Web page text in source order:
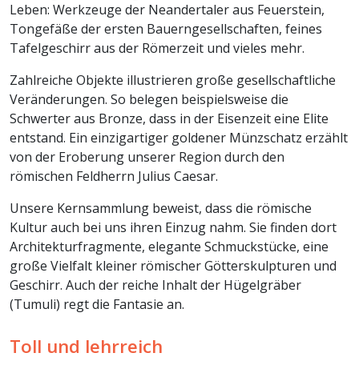
Leben: Werkzeuge der Neandertaler aus Feuerstein,
Tongefäße der ersten Bauerngesellschaften, feines
Tafelgeschirr aus der Römerzeit und vieles mehr.
Zahlreiche Objekte illustrieren große gesellschaftliche
Veränderungen. So belegen beispielsweise die
Schwerter aus Bronze, dass in der Eisenzeit eine Elite
entstand. Ein einzigartiger goldener Münzschatz erzählt
von der Eroberung unserer Region durch den
römischen Feldherrn Julius Caesar.
Unsere Kernsammlung beweist, dass die römische
Kultur auch bei uns ihren Einzug nahm. Sie finden dort
Architekturfragmente, elegante Schmuckstücke, eine
große Vielfalt kleiner römischer Götterskulpturen und
Geschirr. Auch der reiche Inhalt der Hügelgräber
(Tumuli) regt die Fantasie an.
Toll und lehrreich